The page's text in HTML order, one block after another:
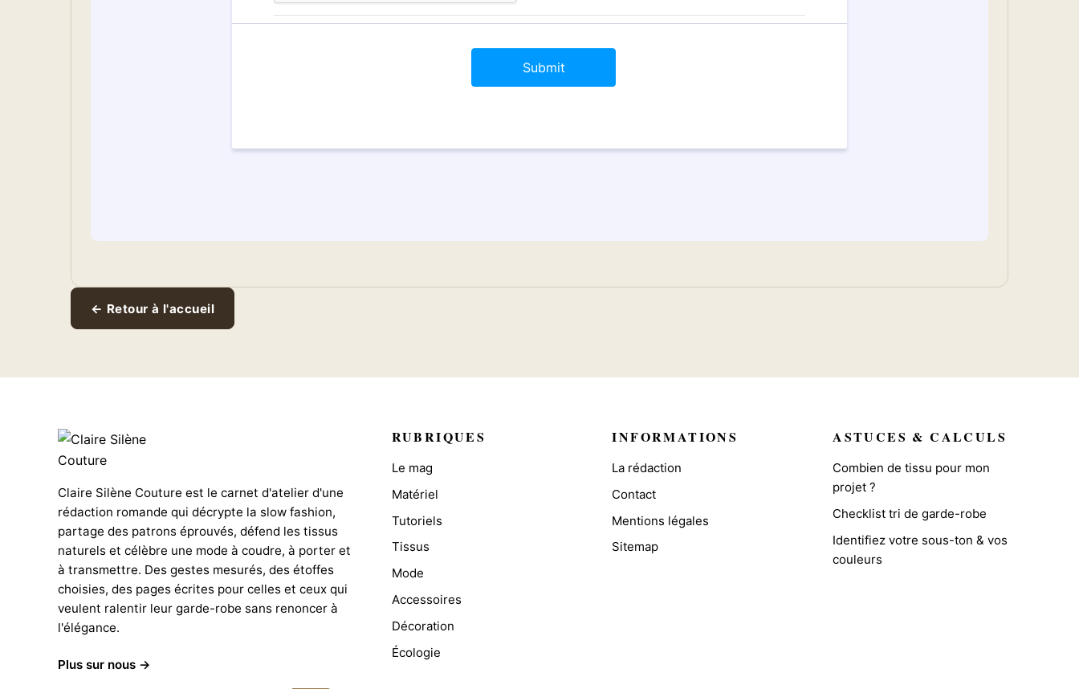
← Retour à l'accueil
Claire Silène Couture est le carnet d'atelier d'une
rédaction romande qui décrypte la slow fashion,
partage des patrons éprouvés, défend les tissus
naturels et célèbre une mode à coudre, à porter et
à transmettre. Des gestes mesurés, des étoffes
choisies, des pages écrites pour celles et ceux qui
veulent ralentir leur garde-robe sans renoncer à
l'élégance.
Plus sur nous →
RUBRIQUES
Le mag
Matériel
Tutoriels
Tissus
Mode
Accessoires
Décoration
Écologie
INFORMATIONS
La rédaction
Contact
Mentions légales
Sitemap
ASTUCES & CALCULS
Combien de tissu pour mon
projet ?
Checklist tri de garde-robe
Identifiez votre sous-ton & vos
couleurs